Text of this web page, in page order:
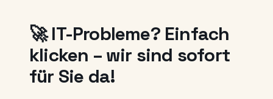
🚀 IT-Probleme? Einfach
klicken – wir sind sofort
für Sie da!